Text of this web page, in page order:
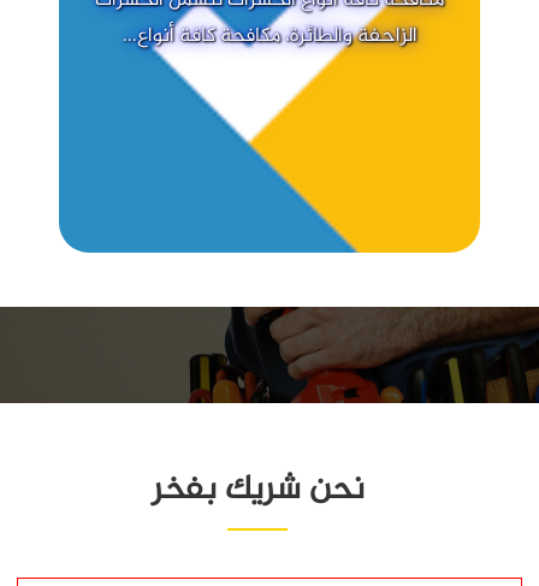
الزاحفة والطائرة، مكافحة كافة أنواع...
نحن شريك بفخر